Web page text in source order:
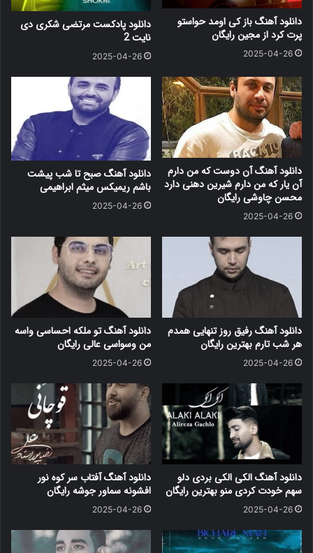
دانلود آهنگ باز کی اومد حواستو
پرت کرد از مجین رایگان
2025-04-26
دانلود پادکست مرتضی شکری دی
نایت 2
2025-04-26
دانلود آهنگ آن دوست که من دارم
آن یار که من دارم شیرین دهنی دارد
محسن چاوشی رایگان
2025-04-26
دانلود آهنگ صبح تا شب پیشت
باشم ریمیکس میثم ابراهیمی
2025-04-26
دانلود آهنگ رفیق روز تنهایی همدم
هر شب تارم بهترین رایگان
2025-04-26
دانلود آهنگ تو ملکه احساسی واسه
من وسواسی عالی رایگان
2025-04-26
دانلود آهنگ الکی الکی بردی دلو
سهم خودت کردی منو بهترین رایگان
2025-04-26
دانلود آهنگ آفتاب سر کوه نور
افشونه سماور جوشه رایگان
2025-04-26